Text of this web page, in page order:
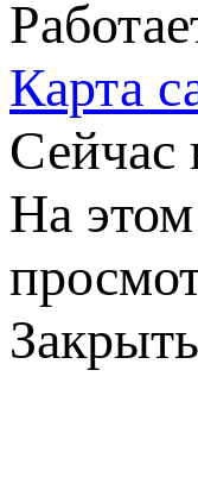
Карта
Сейчас
На
Закрыть